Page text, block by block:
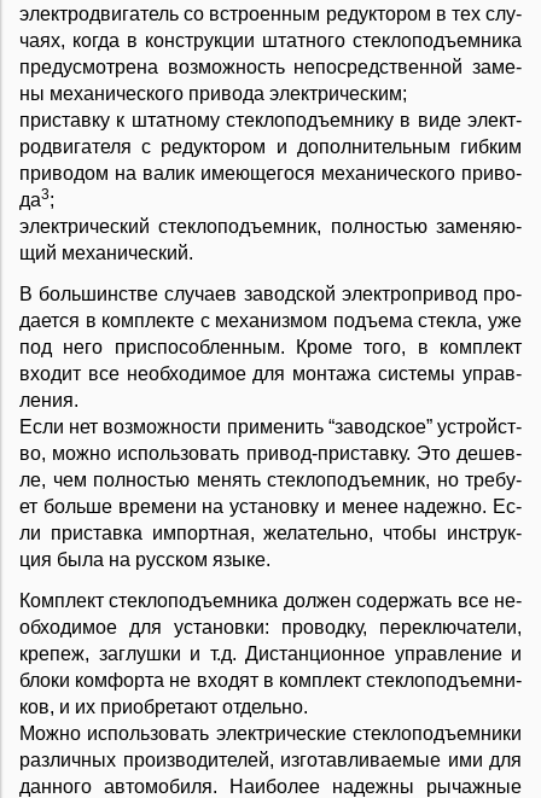
элек­т­ро­дви­га­тель со встро­ен­ным ре­ду­к­то­ром в тех слу­
ча­ях, ко­гда в кон­ст­рук­ции штат­но­го сте­к­ло­подъ­ем­ни­ка
пре­д­у­смо­т­ре­на воз­мож­ность не­по­сред­ст­вен­ной за­ме­
ны ме­ха­ни­че­ско­го при­во­да элек­т­ри­че­ским;
при­став­ку к штат­но­му сте­к­ло­подъ­ем­ни­ку в ви­де элек­т­
ро­дви­га­те­ля с ре­ду­к­то­ром и до­пол­ни­тель­ным гиб­ким
при­во­дом на ва­лик име­ю­ще­го­ся ме­ха­ни­че­ско­го при­во­
да3;
элек­т­ри­че­ский сте­к­ло­подъ­ем­ник, пол­но­стью за­ме­ня­ю­
щий ме­ха­ни­че­ский.
В боль­шин­ст­ве слу­ча­ев за­во­дской элек­т­ро­при­вод про­
да­ет­ся в ком­п­ле­к­те с ме­ха­низ­мом подъ­е­ма сте­к­ла, уже
под не­го при­спо­соб­лен­ным. Кро­ме то­го, в ком­п­лект
вхо­дит все не­об­хо­ди­мое для мон­та­жа си­с­те­мы уп­ра­в­
ле­ния.
Ес­ли нет воз­мож­но­сти при­ме­нить “за­во­дское” уст­рой­ст­
во, мож­но ис­поль­зо­вать при­вод-при­став­ку. Это де­ше­в­
ле, чем пол­но­стью ме­нять сте­к­ло­подъ­ем­ник, но тре­бу­
ет боль­ше вре­ме­ни на ус­та­нов­ку и ме­нее на­деж­но. Ес­
ли при­став­ка им­порт­ная, же­ла­тель­но, что­бы ин­ст­рук­
ция бы­ла на рус­ском язы­ке.
Ком­п­лект сте­к­ло­подъ­ем­ни­ка дол­жен со­дер­жать все не­
об­хо­ди­мое для ус­та­нов­ки: про­вод­ку, пе­ре­клю­ча­те­ли,
кре­пеж, за­глуш­ки и т.д. Ди­с­тан­ци­он­ное уп­ра­в­ле­ние и
бло­ки ком­фор­та не вхо­дят в ком­п­лект сте­к­ло­подъ­ем­ни­
ков, и их при­об­ре­та­ют от­дель­но.
Мож­но ис­поль­зо­вать элек­т­ри­че­ские сте­к­ло­подъ­ем­ни­ки
раз­лич­ных про­из­во­ди­те­лей, из­го­та­в­ли­ва­е­мые ими для
дан­но­го ав­то­мо­би­ля. На­и­бо­лее на­деж­ны ры­чаж­ные